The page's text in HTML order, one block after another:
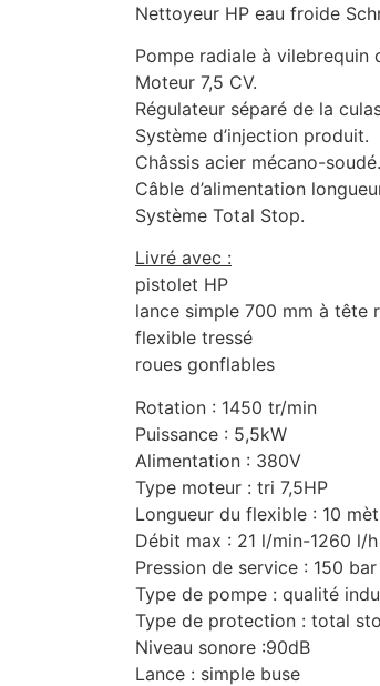
Nettoyeur HP eau froide
Pompe radiale à vilebrequin
Moteur 7,5 CV.
Régulateur séparé de la
Système d’injection produit.
Châssis acier mécano-soudé.
Câble d’alimentation
Système Total Stop.
Livré avec :
pistolet HP
lance simple 700 mm à tête
flexible tressé
roues gonflables
Rotation : 1450 tr/min
Puissance : 5,5kW
Alimentation : 380V
Type moteur : tri 7,5HP
Longueur du flexible : 10
Débit max : 21 l/min-1260 l/h
Pression de service : 150 bar
Type de pompe : qualité
Type de protection : total
Niveau sonore :90dB
Lance : simple buse